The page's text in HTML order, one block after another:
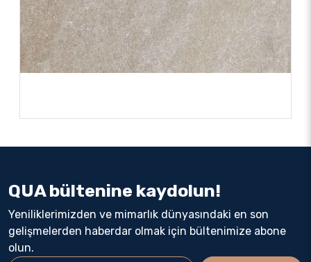
QUA bültenine kaydolun!
Yeniliklerimizden ve mimarlık dünyasındaki en son
gelişmelerden haberdar olmak için bültenimize abone
olun.